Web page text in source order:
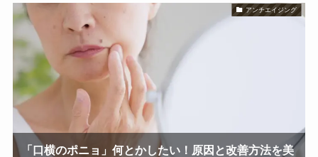
アンチエイジング
「口横のポニョ」何とかしたい！原因と改善方法を美